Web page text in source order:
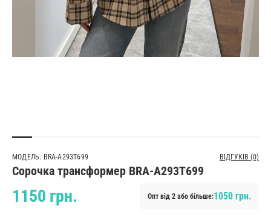
МОДЕЛЬ: BRA-A293T699 ВІДГУКІВ (0)
Сорочка трансформер BRA-A293T699
1150 грн. Опт від 2 або більше:1050 грн.